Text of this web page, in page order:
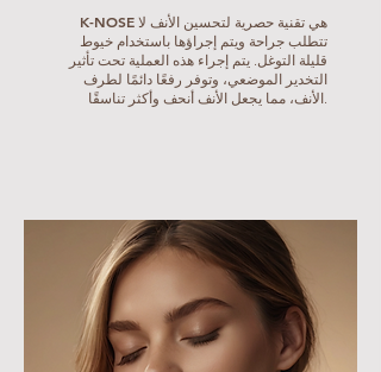
K-NOSE
تتطلب جراحة ويتم إجراؤها باستخدام خيوط
قليلة التوغل. يتم إجراء هذه العملية تحت تأثير
التخدير الموضعي، وتوفر رفعًا دائمًا لطرف
الأنف، مما يجعل الأنف أنحف وأكثر تناسقًا.